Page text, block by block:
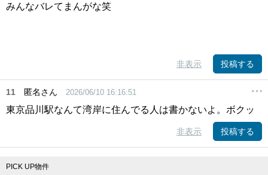
みんなバレてまんがな笑
非表示 投稿する
11 匿名さん 2026/06/10 16:16:51
東京品川駅なんて湾岸に住んでる人は書かないよ。ボクッ
非表示 投稿する
PICK UP物件